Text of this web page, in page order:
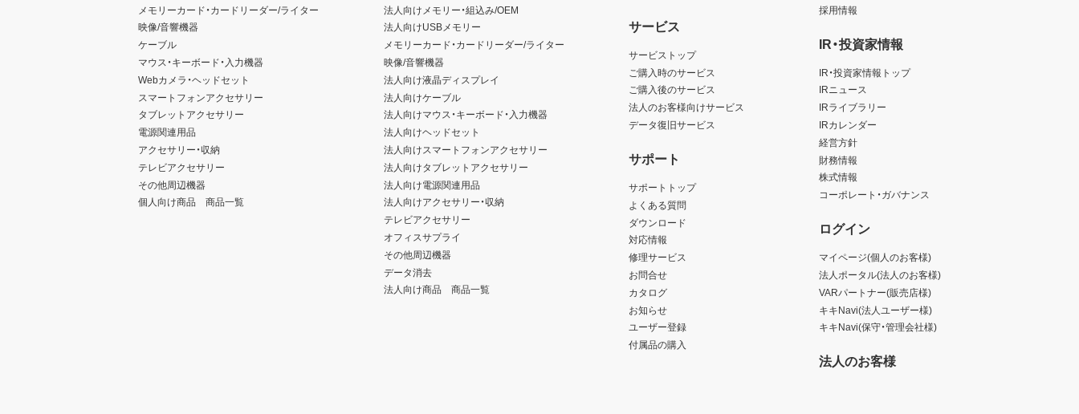
メモリーカード・カードリーダー/ライター
映像/音響機器
ケーブル
マウス・キーボード・入力機器
Webカメラ・ヘッドセット
スマートフォンアクセサリー
タブレットアクセサリー
電源関連用品
アクセサリー・収納
テレビアクセサリー
その他周辺機器
個人向け商品 商品一覧
法人向けメモリー・組込み/OEM
法人向けUSBメモリー
メモリーカード・カードリーダー/ライター
映像/音響機器
法人向け液晶ディスプレイ
法人向けケーブル
法人向けマウス・キーボード・入力機器
法人向けヘッドセット
法人向けスマートフォンアクセサリー
法人向けタブレットアクセサリー
法人向け電源関連用品
法人向けアクセサリー・収納
テレビアクセサリー
オフィスサプライ
その他周辺機器
データ消去
法人向け商品 商品一覧
サービス
サービストップ
ご購入時のサービス
ご購入後のサービス
法人のお客様向けサービス
データ復旧サービス
サポート
サポートトップ
よくある質問
ダウンロード
対応情報
修理サービス
お問合せ
カタログ
お知らせ
ユーザー登録
付属品の購入
採用情報
IR・投資家情報
IR・投資家情報トップ
IRニュース
IRライブラリー
IRカレンダー
経営方針
財務情報
株式情報
コーポレート・ガバナンス
ログイン
マイページ(個人のお客様)
法人ポータル(法人のお客様)
VARパートナー(販売店様)
キキNavi(法人ユーザー様)
キキNavi(保守・管理会社様)
法人のお客様